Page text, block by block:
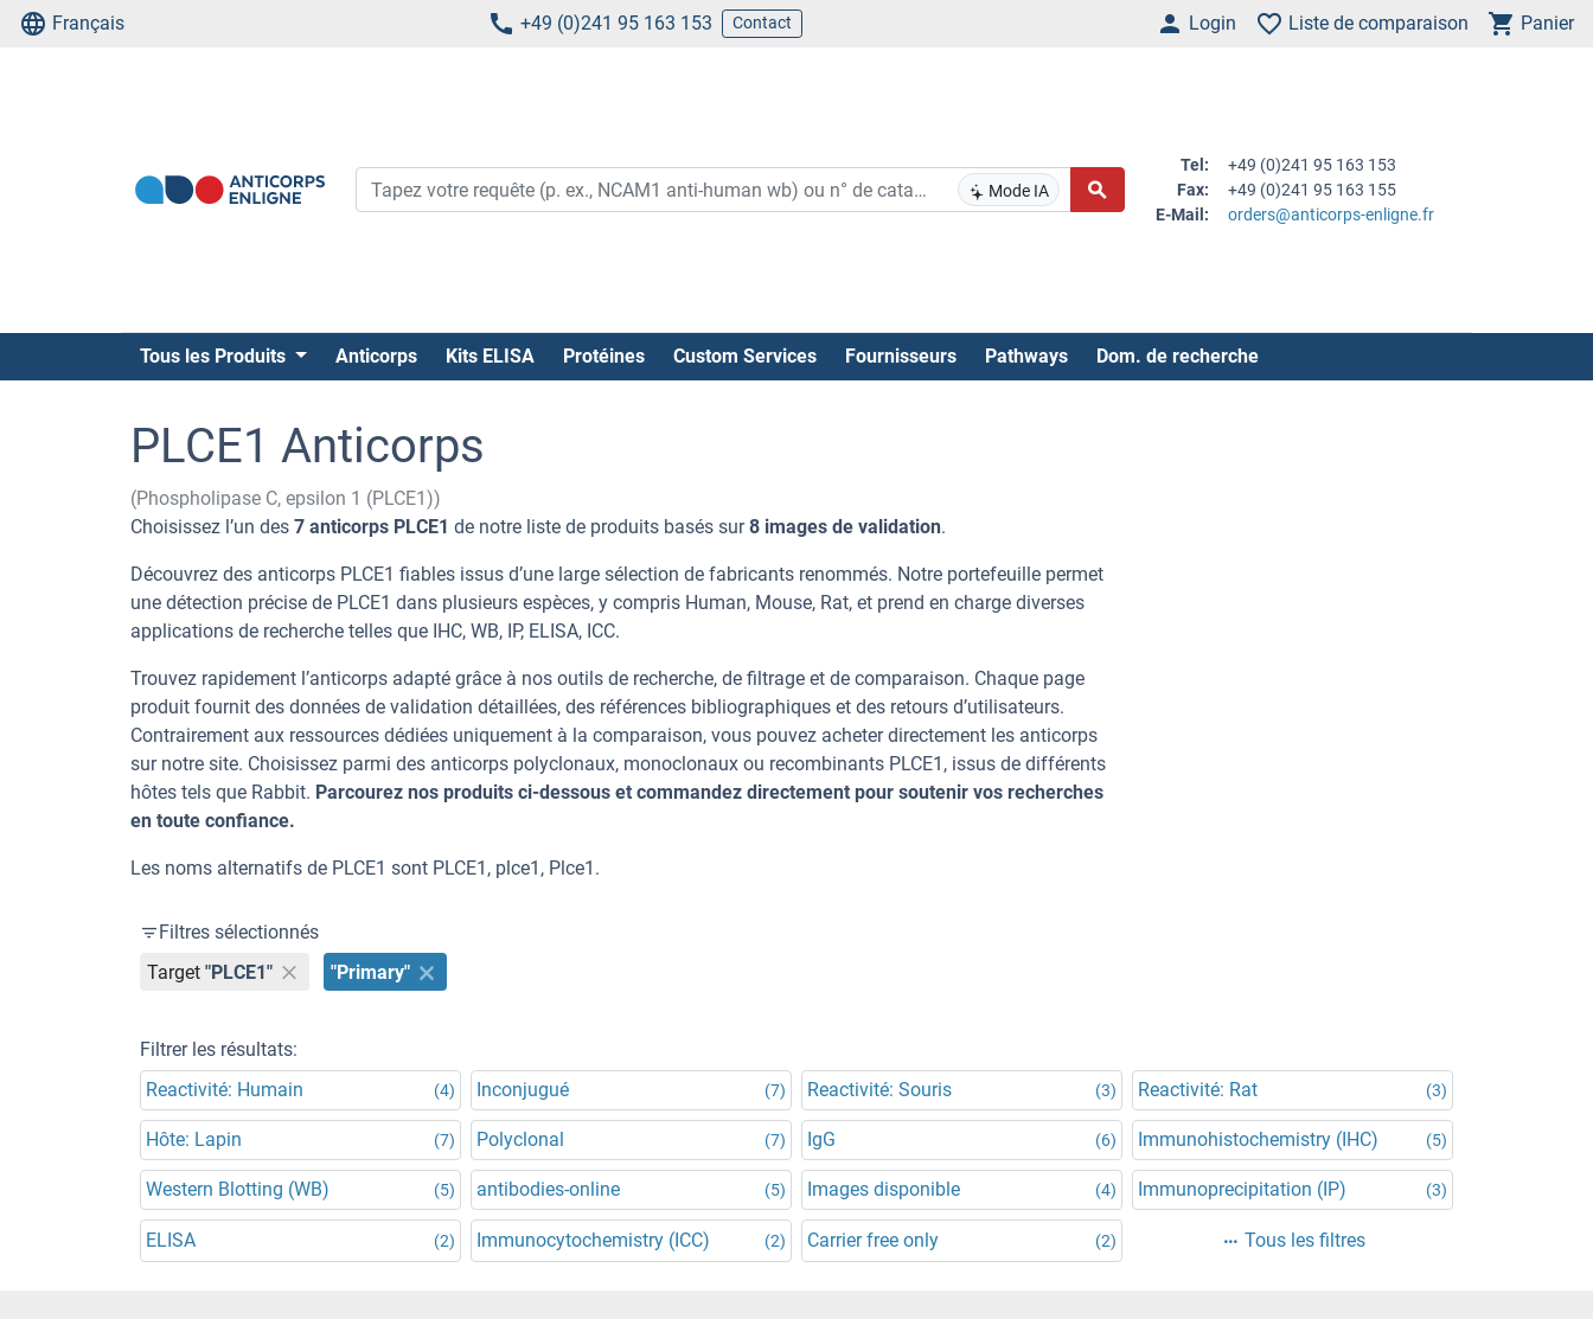
Français +49 (0)241 95 163 153 Contact Login Liste de comparaison Panier
Mode IA
Tel:
+49 (0)241 95 163 153
Fax:
+49 (0)241 95 163 155
E-Mail:
orders@anticorps-enligne.fr
Tous les Produits Anticorps Kits ELISA Protéines Custom Services Fournisseurs Pathways Dom. de recherche
PLCE1 Anticorps
(Phospholipase C, epsilon 1 (PLCE1))
Choisissez l’un des 7 anticorps PLCE1 de notre liste de produits basés sur8 images de validation.
Découvrez des anticorps PLCE1 fiables issus d’une large sélection de fabricants renommés. Notre portefeuille permet
une détection précise de PLCE1 dans plusieurs espèces, y compris Human, Mouse, Rat, et prend en charge diverses
applications de recherche telles que IHC, WB, IP, ELISA, ICC.
Trouvez rapidement l’anticorps adapté grâce à nos outils de recherche, de filtrage et de comparaison. Chaque page
produit fournit des données de validation détaillées, des références bibliographiques et des retours d’utilisateurs.
Contrairement aux ressources dédiées uniquement à la comparaison, vous pouvez acheter directement les anticorps
sur notre site. Choisissez parmi des anticorps polyclonaux, monoclonaux ou recombinants PLCE1, issus de différents
hôtes tels que Rabbit. Parcourez nos produits ci-dessous et commandez directement pour soutenir vos recherches
en toute confiance.
Les noms alternatifs de PLCE1 sont PLCE1, plce1, Plce1.
Filtres sélectionnés
Target "PLCE1" "Primary"
Filtrer les résultats:
Reactivité: Humain
(4) Inconjugué (7) Reactivité: Souris (3) Reactivité: Rat (3)
Hôte: Lapin (7) Polyclonal (7) IgG (6) Immunohistochemistry (IHC) (5)
Western Blotting (WB) (5) antibodies-online (5) Images disponible (4) Immunoprecipitation (IP) (3)
ELISA (2) Immunocytochemistry (ICC) (2) Carrier free only (2) Tous les filtres